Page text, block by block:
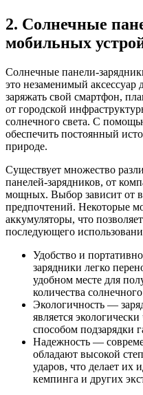
2. Солнечные
мобильных
Солнечные панели-
это незаменимый
заряжать свой смартфон,
от городской
солнечного света. С
обеспечить постоянный
природе.
Существует множество
панелей-зарядников, от
мощных. Выбор зависит от
предпочтений. Некоторые
аккумуляторы, что
последующего
Удобство и
зарядники легко
удобном месте для
количества солнечного
Экологичность —
является
способом подзарядки
Надежность —
обладают высокой
ударов, что делает их
кемпинга и других